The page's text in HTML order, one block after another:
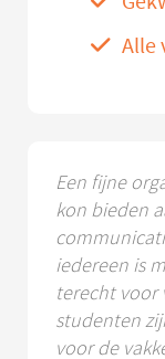
Alle
Een fijne
kon bieden
iedereen is
terecht voor
studenten
voor de